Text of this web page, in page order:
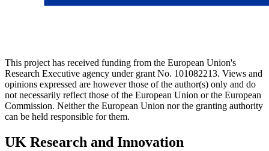
This project has received funding from the European Union's
Research Executive agency under grant No. 101082213. Views and
opinions expressed are however those of the author(s) only and do
not necessarily reflect those of the European Union or the European
Commission. Neither the European Union nor the granting authority
can be held responsible for them.
UK Research and Innovation